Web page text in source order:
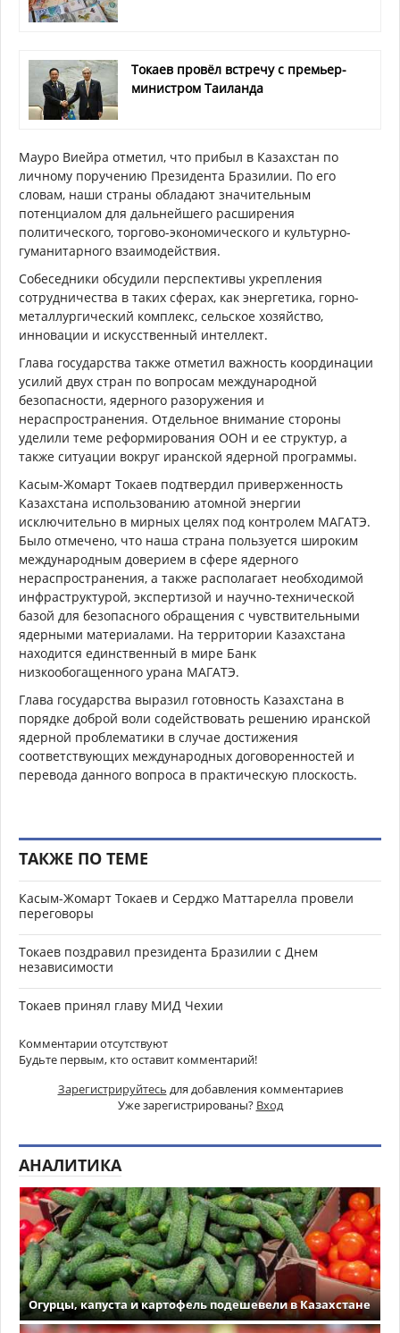
Токаев провёл встречу с премьер-
министром Таиланда
Мауро Виейра отметил, что прибыл в Казахстан по
личному поручению Президента Бразилии. По его
словам, наши страны обладают значительным
потенциалом для дальнейшего расширения
политического, торгово-экономического и культурно-
гуманитарного взаимодействия.
Собеседники обсудили перспективы укрепления
сотрудничества в таких сферах, как энергетика, горно-
металлургический комплекс, сельское хозяйство,
инновации и искусственный интеллект.
Глава государства также отметил важность координации
усилий двух стран по вопросам международной
безопасности, ядерного разоружения и
нераспространения. Отдельное внимание стороны
уделили теме реформирования ООН и ее структур, а
также ситуации вокруг иранской ядерной программы.
Касым-Жомарт Токаев подтвердил приверженность
Казахстана использованию атомной энергии
исключительно в мирных целях под контролем МАГАТЭ.
Было отмечено, что наша страна пользуется широким
международным доверием в сфере ядерного
нераспространения, а также располагает необходимой
инфраструктурой, экспертизой и научно-технической
базой для безопасного обращения с чувствительными
ядерными материалами. На территории Казахстана
находится единственный в мире Банк
низкообогащенного урана МАГАТЭ.
Глава государства выразил готовность Казахстана в
порядке доброй воли содействовать решению иранской
ядерной проблематики в случае достижения
соответствующих международных договоренностей и
перевода данного вопроса в практическую плоскость.
ТАКЖЕ ПО ТЕМЕ
Касым-Жомарт Токаев и Серджо Маттарелла провели
переговоры
Токаев поздравил президента Бразилии с Днем
независимости
Токаев принял главу МИД Чехии
Комментарии отсутствуют
Будьте первым, кто оставит комментарий!
Зарегистрируйтесь для добавления комментариев
Уже зарегистрированы? Вход
АНАЛИТИКА
Огурцы, капуста и картофель подешевели в Казахстане